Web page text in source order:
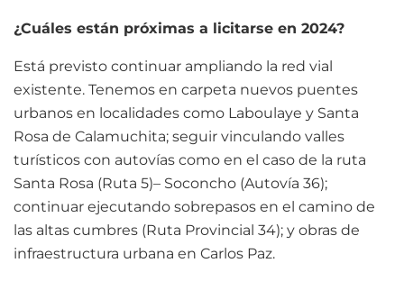
¿Cuáles están próximas a licitarse en 2024?
Está previsto continuar ampliando la red vial
existente. Tenemos en carpeta nuevos puentes
urbanos en localidades como Laboulaye y Santa
Rosa de Calamuchita; seguir vinculando valles
turísticos con autovías como en el caso de la ruta
Santa Rosa (Ruta 5)– Soconcho (Autovía 36);
continuar ejecutando sobrepasos en el camino de
las altas cumbres (Ruta Provincial 34); y obras de
infraestructura urbana en Carlos Paz.